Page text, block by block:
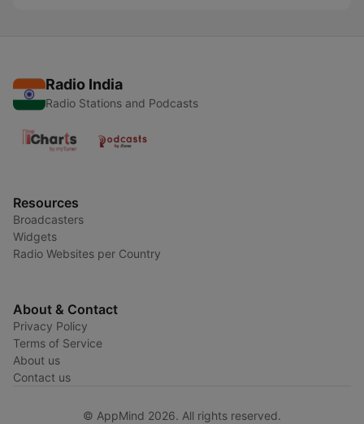
Radio India
Radio Stations and Podcasts
Resources
Broadcasters
Widgets
Radio Websites per Country
About & Contact
Privacy Policy
Terms of Service
About us
Contact us
© AppMind 2026. All rights reserved.